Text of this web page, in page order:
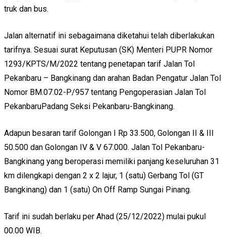
truk dan bus.
Jalan alternatif ini sebagaimana diketahui telah diberlakukan
tarifnya. Sesuai surat Keputusan (SK) Menteri PUPR Nomor
1293/KPTS/M/2022 tentang penetapan tarif Jalan Tol
Pekanbaru – Bangkinang dan arahan Badan Pengatur Jalan Tol
Nomor BM.07.02-P/957 tentang Pengoperasian Jalan Tol
PekanbaruPadang Seksi Pekanbaru-Bangkinang.
Adapun besaran tarif Golongan I Rp 33.500, Golongan II & III
50.500 dan Golongan IV & V 67.000. Jalan Tol Pekanbaru-
Bangkinang yang beroperasi memiliki panjang keseluruhan 31
km dilengkapi dengan 2 x 2 lajur, 1 (satu) Gerbang Tol (GT
Bangkinang) dan 1 (satu) On Off Ramp Sungai Pinang.
Tarif ini sudah berlaku per Ahad (25/12/2022) mulai pukul
00.00 WIB.